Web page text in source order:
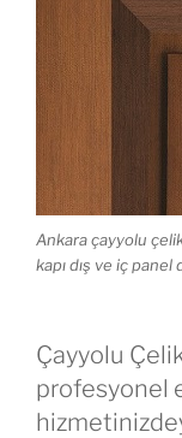
Ankara çayyolu
kapı dış ve iç
Çayyolu
profesyonel